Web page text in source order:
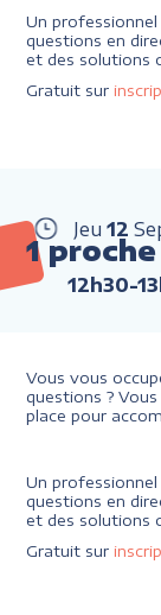
Un
questions en
et des solutions
Gratuit sur
Jeu 12
1
12h30-
Vous vous
questions ?
place pour
Un
questions en
et des solutions
Gratuit sur